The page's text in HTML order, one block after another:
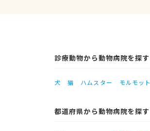
診療動物から動物病院を探す
犬 猫 ハムスター モルモット
都道府県から動物病院を探す